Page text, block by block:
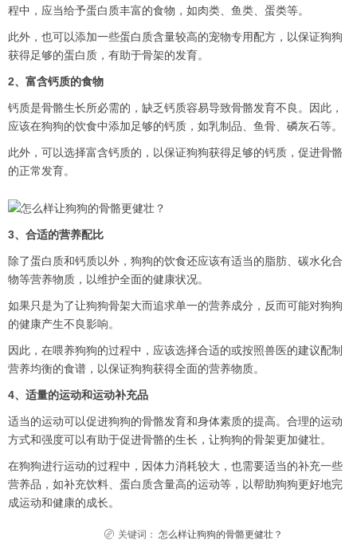
程中，应当给予蛋白质丰富的食物，如肉类、鱼类、蛋类等。
此外，也可以添加一些蛋白质含量较高的宠物专用配方，以保证狗狗
获得足够的蛋白质，有助于骨架的发育。
2、富含钙质的食物
钙质是骨骼生长所必需的，缺乏钙质容易导致骨骼发育不良。因此，
应该在狗狗的饮食中添加足够的钙质，如乳制品、鱼骨、磷灰石等。
此外，可以选择富含钙质的，以保证狗狗获得足够的钙质，促进骨骼
的正常发育。
3、合适的营养配比
除了蛋白质和钙质以外，狗狗的饮食还应该有适当的脂肪、碳水化合
物等营养物质，以维护全面的健康状况。
如果只是为了让狗狗骨架大而追求单一的营养成分，反而可能对狗狗
的健康产生不良影响。
因此，在喂养狗狗的过程中，应该选择合适的或按照兽医的建议配制
营养均衡的食谱，以保证狗狗获得全面的营养物质。
4、适量的运动和运动补充品
适当的运动可以促进狗狗的骨骼发育和身体素质的提高。合理的运动
方式和强度可以有助于促进骨骼的生长，让狗狗的骨架更加健壮。
在狗狗进行运动的过程中，因体力消耗较大，也需要适当的补充一些
营养品，如补充饮料、蛋白质含量高的运动等，以帮助狗狗更好地完
成运动和健康的成长。
关键词： 怎么样让狗狗的骨骼更健壮？